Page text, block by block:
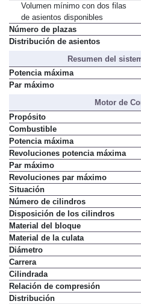
Volumen mínimo con dos filas
de asientos disponibles
Número de plazas
Distribución de asientos
Resumen del
Potencia máxima
Par máximo
Motor de
Propósito
Combustible
Potencia máxima
Revoluciones potencia máxima
Par máximo
Revoluciones par máximo
Situación
Número de cilindros
Disposición de los cilindros
Material del bloque
Material de la culata
Diámetro
Carrera
Cilindrada
Relación de compresión
Distribución